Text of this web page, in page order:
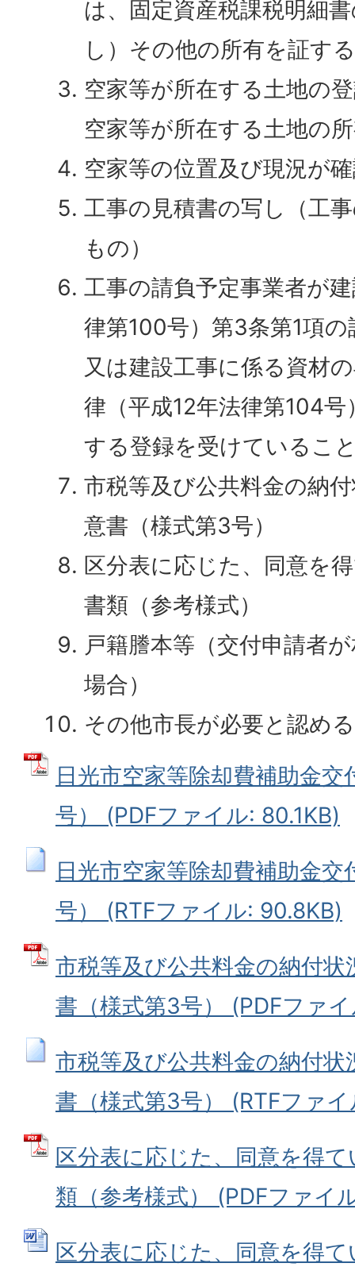
は、固定資産税課税明細
し）その他の所有を証す
空家等が所在する土地の
空家等が所在する土地の
空家等の位置及び現況が
工事の見積書の写し（工
もの）
工事の請負予定事業者が
律第100号）第3条第1項
又は建設工事に係る資材
律（平成12年法律第104号
する登録を受けているこ
市税等及び公共料金の納
意書（様式第3号）
区分表に応じた、同意を
書類（参考様式）
戸籍謄本等（交付申請者
場合）
その他市長が必要と認め
日光市空家等除却費補助金
号） (PDFファイル: 80.1KB)
日光市空家等除却費補助金
号） (RTFファイル: 90.8KB)
市税等及び公共料金の納付
書（様式第3号） (PDFファ
市税等及び公共料金の納付
書（様式第3号） (RTFファ
区分表に応じた、同意を得
類（参考様式） (PDFファイ
区分表に応じた、同意を得